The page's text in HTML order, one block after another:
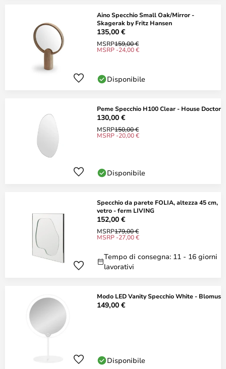
Aino Specchio Small Oak/Mirror -
Skagerak by Fritz Hansen
135,00 €
MSRP159,00 €
MSRP -24,00 €
Disponibile
Peme Specchio H100 Clear - House Doctor
130,00 €
MSRP150,00 €
MSRP -20,00 €
Disponibile
Specchio da parete FOLIA, altezza 45 cm,
vetro - ferm LIVING
152,00 €
MSRP179,00 €
MSRP -27,00 €
Tempo di consegna: 11 - 16 giorni
lavorativi
Modo LED Vanity Specchio White - Blomus
149,00 €
Disponibile